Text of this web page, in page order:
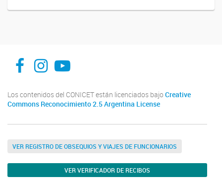
INFIVE La Plata Instituto de Fisiología Vegetal, La Plata
Los contenidos del CONICET están licenciados bajo Creative
Commons Reconocimiento 2.5 Argentina License
VER REGISTRO DE OBSEQUIOS Y VIAJES DE FUNCIONARIOS
VER VERIFICADOR DE RECIBOS